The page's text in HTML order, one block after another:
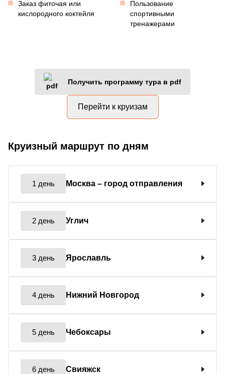
Заказ фиточая или
кислородного коктейля
Пользование
спортивными
тренажерами
Получить программу тура в pdf
Перейти к круизам
Круизный маршрут по дням
1 день Москва – город отправления
2 день Углич
3 день Ярославль
4 день Нижний Новгород
5 день Чебоксары
6 день Свияжск